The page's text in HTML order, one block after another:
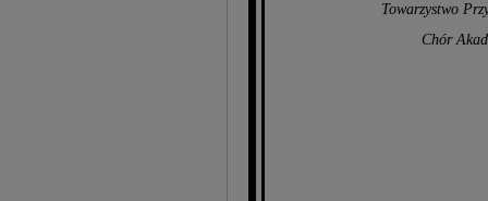
Towarzystwo
Chór